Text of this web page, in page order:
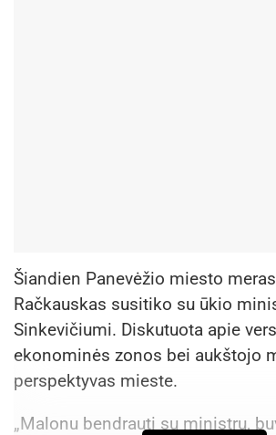
Šiandien Panevėžio miesto
Račkauskas susitiko su ūkio
Sinkevičiumi. Diskutuota apie
ekonominės zonos bei aukštojo
perspektyvas mieste.
„Malonu bendrauti su ministru,